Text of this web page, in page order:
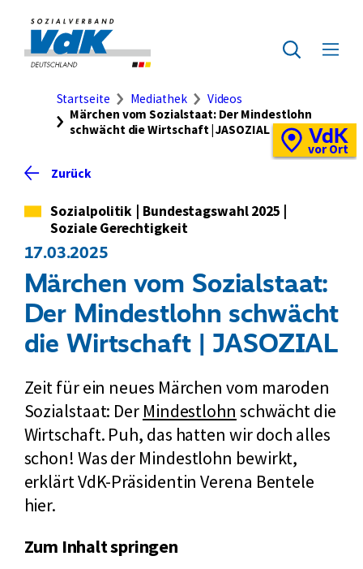
Seiteninhalt
springen
Zur
Startseite
des
Zur
Suche
Menü
Schnellzugriff
Ort-
Standortkarte
VdK
vor Ort
Brotkrumennavigation
Startseite Mediathek
Videos
Märchen vom Sozialstaat: Der Mindestlohn
schwächt die Wirtschaft | JASOZIAL
Zurück
Kategorie
Sozialpolitik Bundestagswahl 2025
Soziale Gerechtigkeit
17.03.2025
Märchen vom Sozialstaat:
Der Mindestlohn schwächt
die Wirtschaft | JASOZIAL
Zeit für ein neues Märchen vom maroden
Sozialstaat: Der Mindestlohn schwächt die
Wirtschaft. Puh, das hatten wir doch alles
schon! Was der Mindestlohn bewirkt,
erklärt VdK-Präsidentin Verena Bentele
hier.
Zum Inhalt springen